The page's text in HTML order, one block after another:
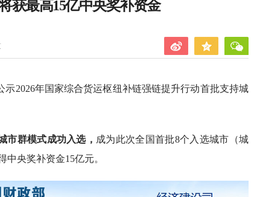
获最高15亿中央奖补资金
示2026年国家综合货运枢纽补链强链提升行动首批支持城
市群模式成功入选， 成为此次全国首批8个入选城市（城
央奖补资金15亿元。